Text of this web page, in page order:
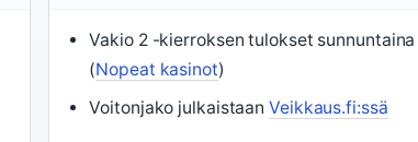
Vakio 2 -kierroksen tulokset sunnuntaina
(Nopeat kasinot)
Voitonjako julkaistaanVeikkaus.fi:ssä